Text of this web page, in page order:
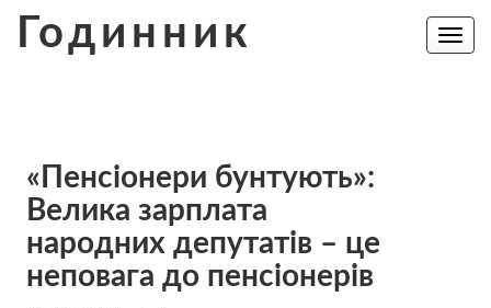
Годинник
Toggle
«Пенсіонери бунтують»:
Велика зарплата
народних депутатів – це
неповага до пенсіонерів